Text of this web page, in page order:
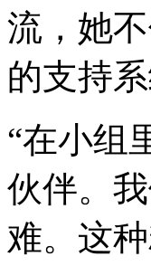
流，她
的支持系
“在小组
伙伴。
难。这